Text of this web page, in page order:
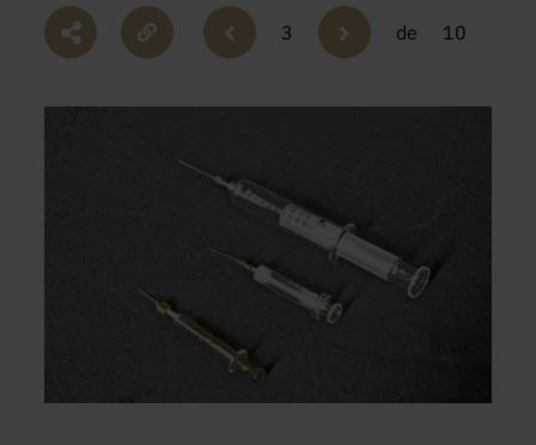
3 de 10